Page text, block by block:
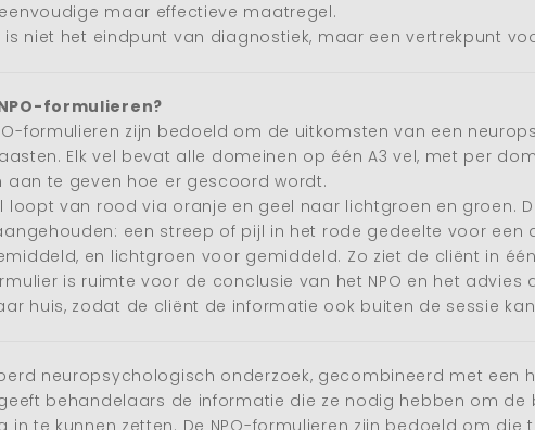
maar effectieve maatregel.
is niet het eindpunt van diagnostiek, maar een vertrekpunt
formulieren?
formulieren zijn bedoeld om de uitkomsten van een
Elk vel bevat alle domeinen op één A3 vel, met per
aan te geven hoe er gescoord wordt.
loopt van rood via oranje en geel naar lichtgroen en groen.
een streep of pijl in het rode gedeelte voor een
en lichtgroen voor gemiddeld. Zo ziet de cliënt in
is ruimte voor de conclusie van het NPO en het
huis, zodat de cliënt de informatie ook buiten de sessie
neuropsychologisch onderzoek, gecombineerd met een
behandelaars de informatie die ze nodig hebben om
in te kunnen zetten. De NPO-formulieren zijn bedoeld om